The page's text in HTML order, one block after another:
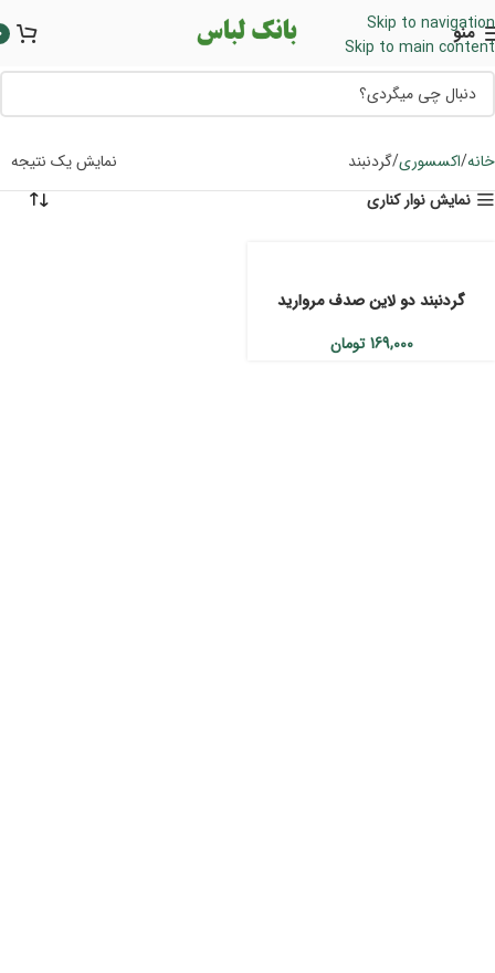
Skip to navigation
Skip to main content
منو
خانه اکسسوری گردنبند
نمایش یک نتیجه
نمایش نوار کناری
گردنبند دو لاین صدف مروارید
169,000 تومان